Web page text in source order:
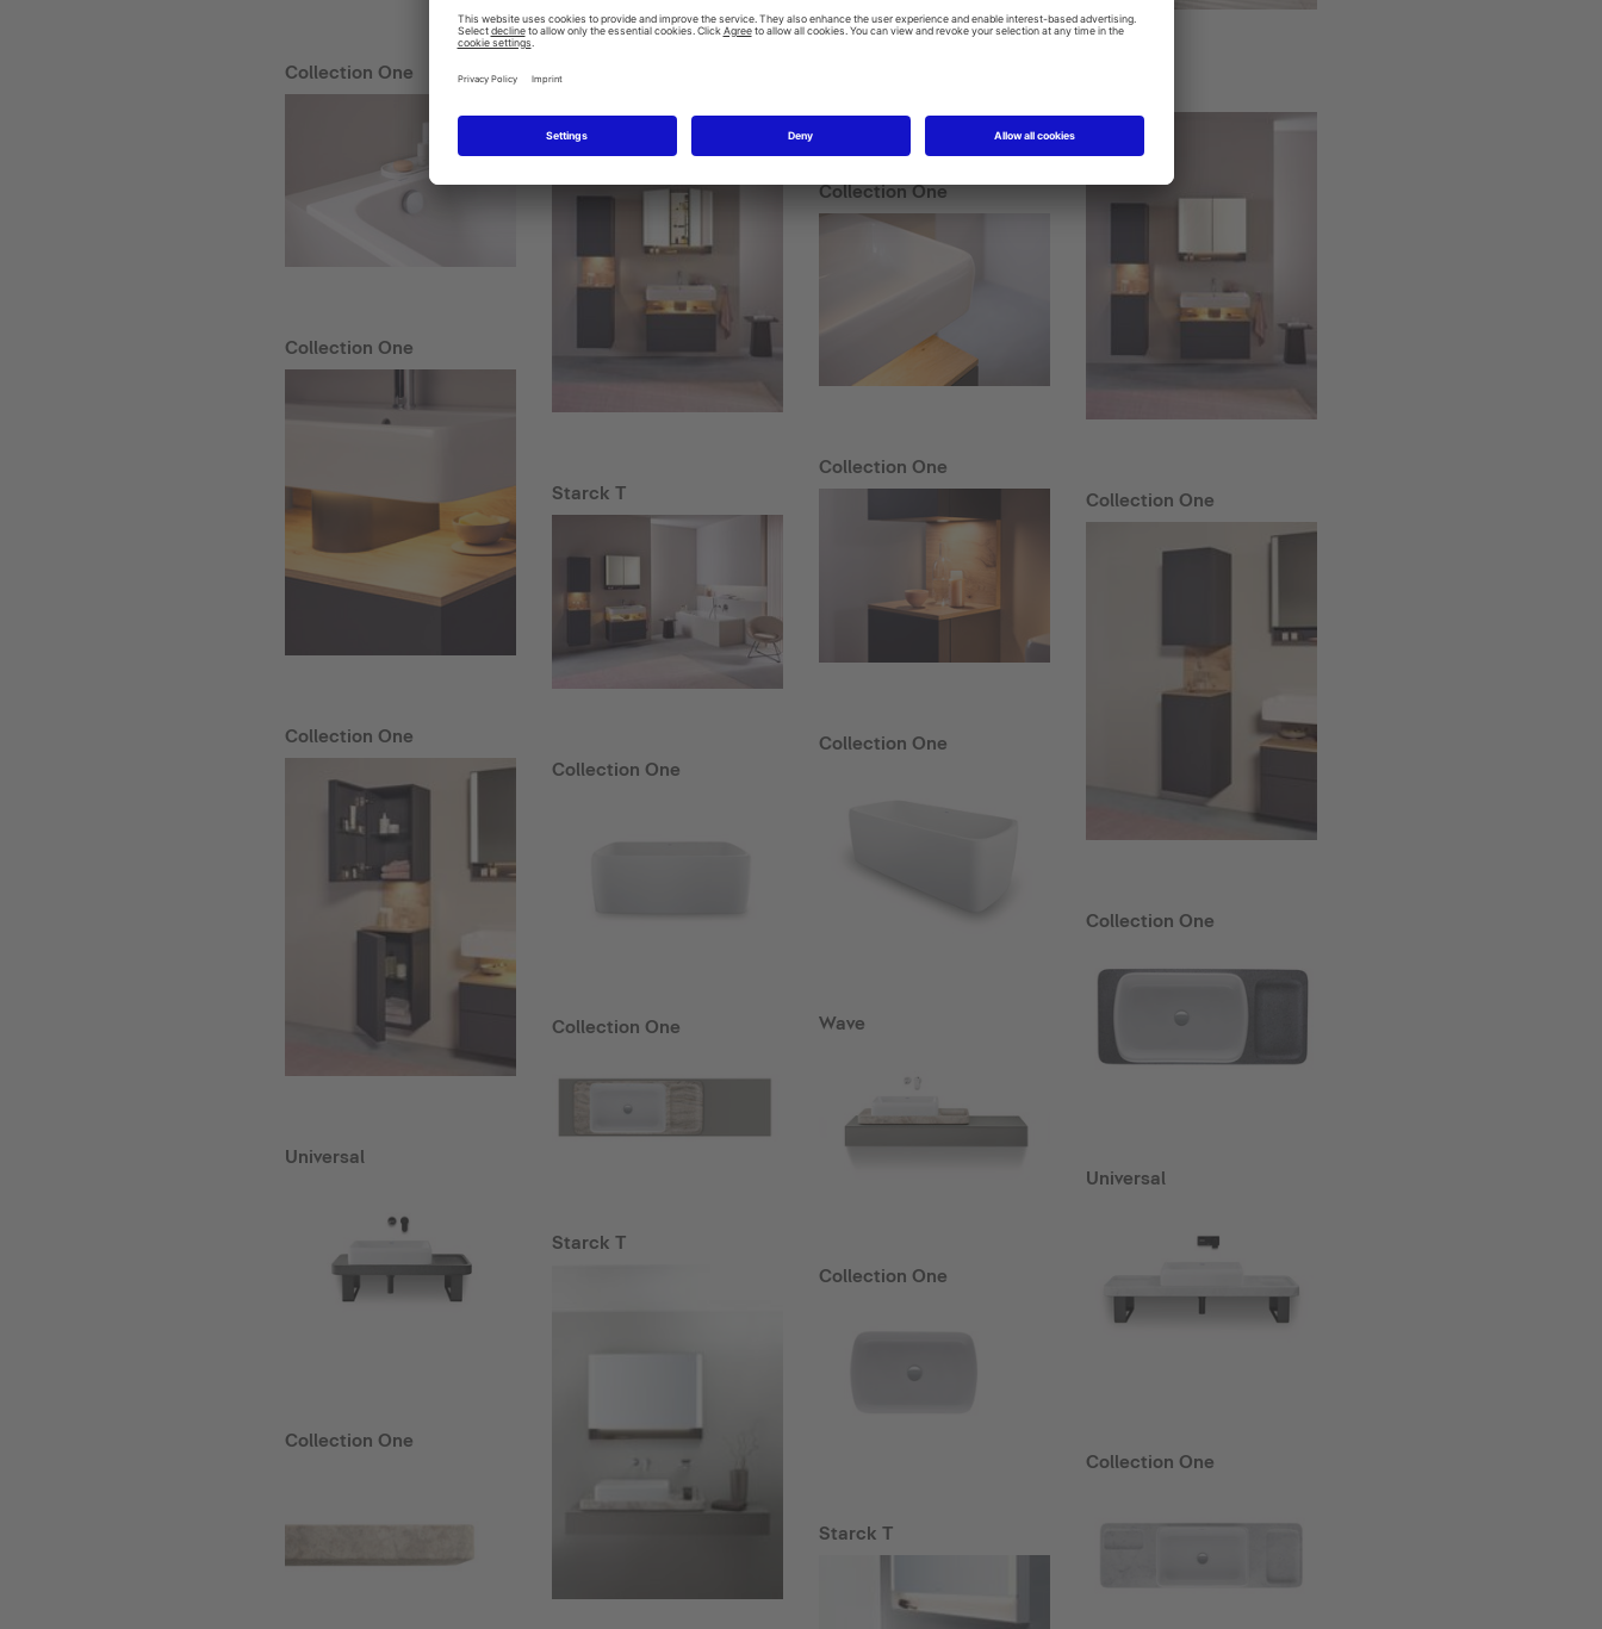
Collection One
Collection One
Collection One
Universal
Collection One
Starck T
Starck T
Collection One
Collection One
Starck T
Collection One
Collection One
Collection One
Wave
Collection One
Starck T
Collection One
Collection One
Universal
Collection One